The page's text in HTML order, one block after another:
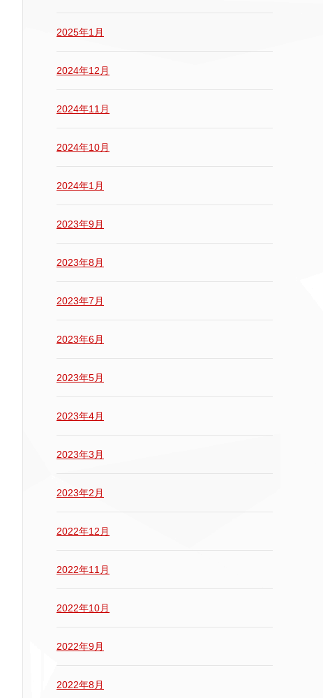
2025年1月
2024年12月
2024年11月
2024年10月
2024年1月
2023年9月
2023年8月
2023年7月
2023年6月
2023年5月
2023年4月
2023年3月
2023年2月
2022年12月
2022年11月
2022年10月
2022年9月
2022年8月